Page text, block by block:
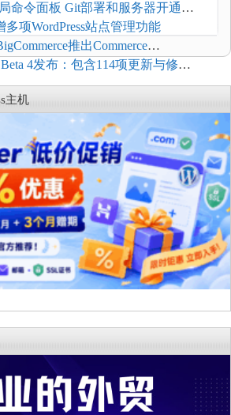
能主机同步折扣
命令面板 Git部署和服务器开通更
多项WordPress站点管理功能
推出Commerce
商店可保留前台体验并扩展电
Beta 4发布：包含114项更新与修
试环境体验
主机